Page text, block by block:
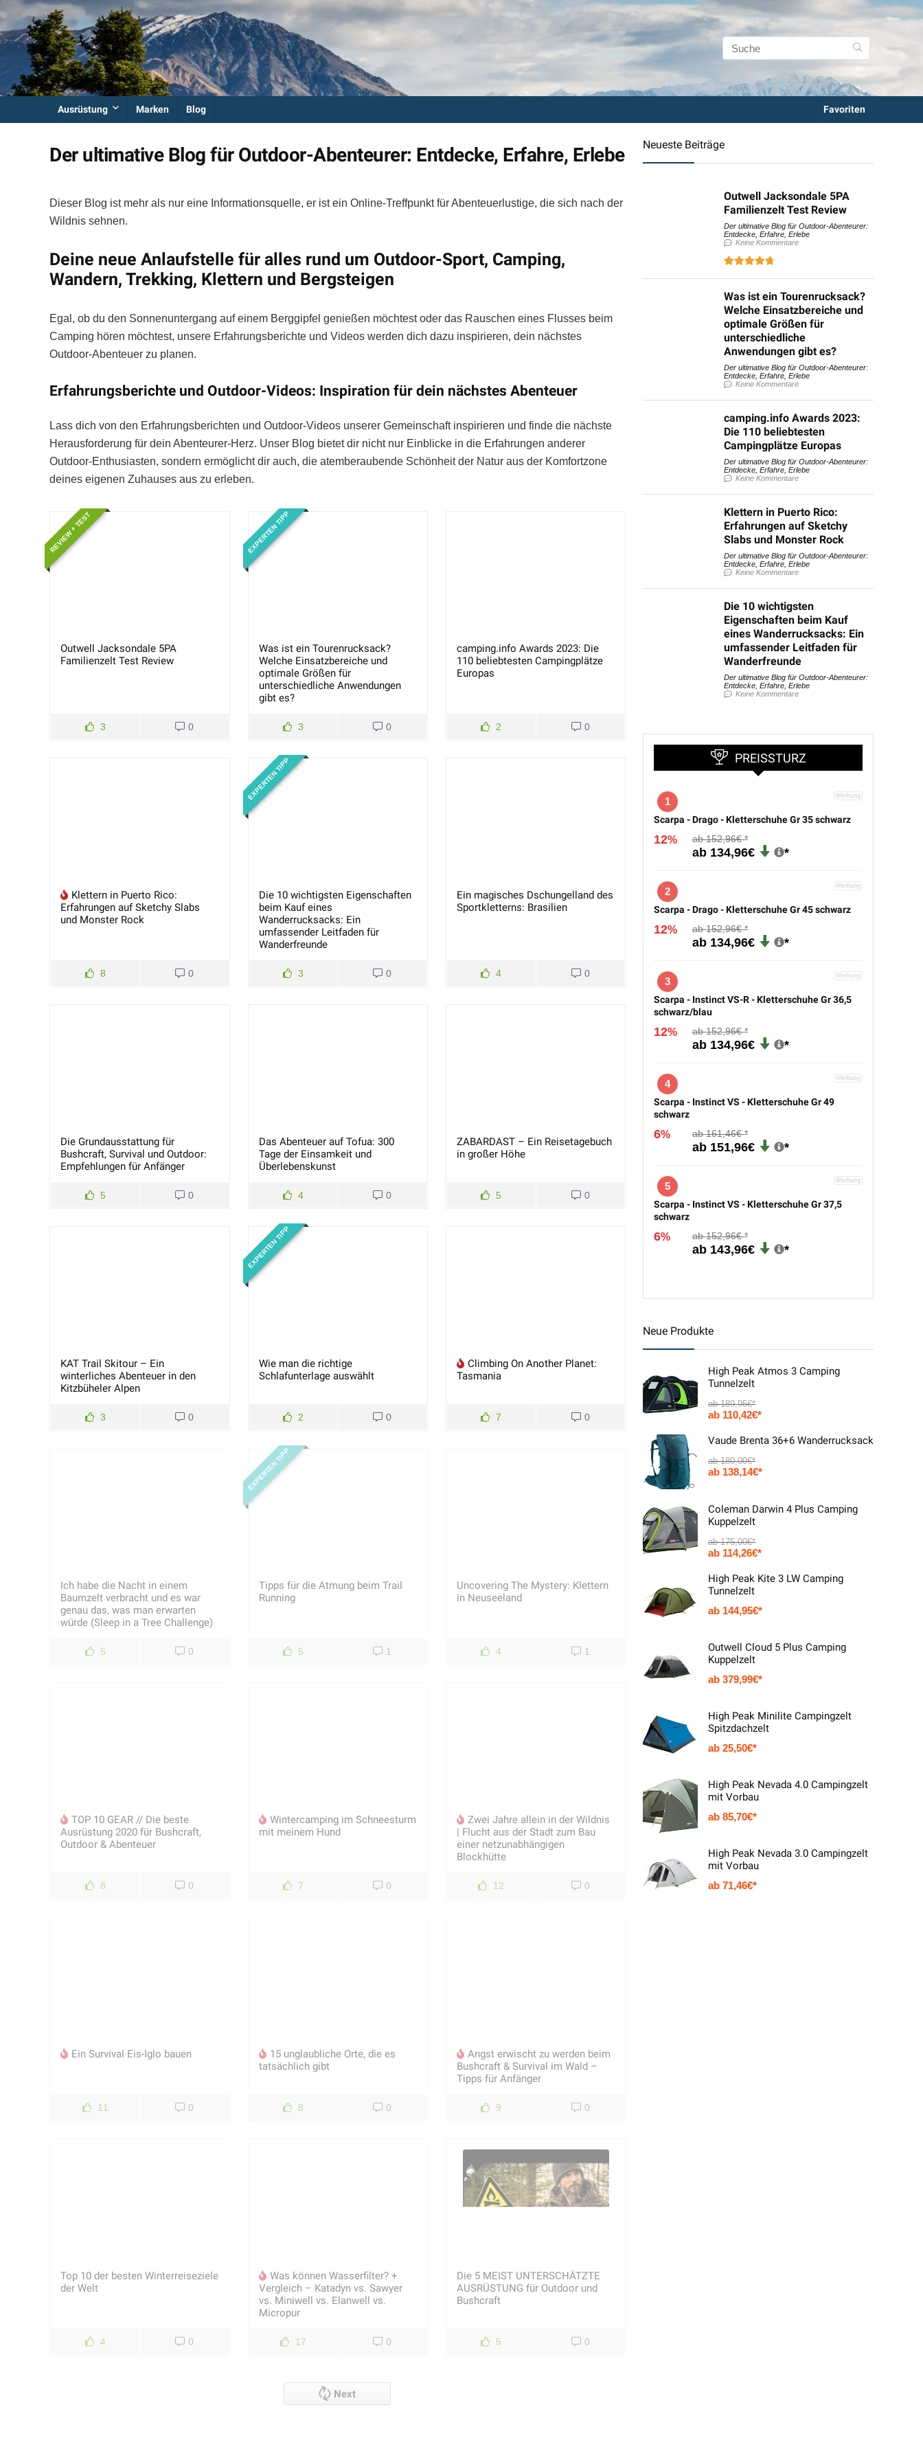
Ausrüstung Marken Blog Favoriten
Der ultimative Blog für Outdoor-Abenteurer: Entdecke, Erfahre, Erlebe
Dieser Blog ist mehr als nur eine Informationsquelle, er ist ein Online-Treffpunkt für Abenteuerlustige, die sich nach der
Wildnis sehnen.
Deine neue Anlaufstelle für alles rund um Outdoor-Sport, Camping,
Wandern, Trekking, Klettern und Bergsteigen
Egal, ob du den Sonnenuntergang auf einem Berggipfel genießen möchtest oder das Rauschen eines Flusses beim
Camping hören möchtest, unsere Erfahrungsberichte und Videos werden dich dazu inspirieren, dein nächstes
Outdoor-Abenteuer zu planen.
Erfahrungsberichte und Outdoor-Videos: Inspiration für dein nächstes Abenteuer
Lass dich von den Erfahrungsberichten und Outdoor-Videos unserer Gemeinschaft inspirieren und finde die nächste
Herausforderung für dein Abenteurer-Herz. Unser Blog bietet dir nicht nur Einblicke in die Erfahrungen anderer
Outdoor-Enthusiasten, sondern ermöglicht dir auch, die atemberaubende Schönheit der Natur aus der Komfortzone
deines eigenen Zuhauses aus zu erleben.
REVIEW + TEST
Outwell Jacksondale 5PA
Familienzelt Test Review
3 0
EXPERTEN TIPP
Was ist ein Tourenrucksack?
Welche Einsatzbereiche und
optimale Größen für
unterschiedliche Anwendungen
gibt es?
3 0
camping.info Awards 2023: Die
110 beliebtesten Campingplätze
Europas
2 0
Klettern in Puerto Rico:
Erfahrungen auf Sketchy Slabs
und Monster Rock
8 0
EXPERTEN TIPP
Die 10 wichtigsten Eigenschaften
beim Kauf eines
Wanderrucksacks: Ein
umfassender Leitfaden für
Wanderfreunde
3 0
Ein magisches Dschungelland des
Sportkletterns: Brasilien
4 0
Die Grundausstattung für
Bushcraft, Survival und Outdoor:
Empfehlungen für Anfänger
5 0
Das Abenteuer auf Tofua: 300
Tage der Einsamkeit und
Überlebenskunst
4 0
ZABARDAST – Ein Reisetagebuch
in großer Höhe
5 0
KAT Trail Skitour – Ein
winterliches Abenteuer in den
Kitzbüheler Alpen
3 0
EXPERTEN TIPP
Wie man die richtige
Schlafunterlage auswählt
2 0
Climbing On Another Planet:
Tasmania
7 0
Ich habe die Nacht in einem
Baumzelt verbracht und es war
genau das, was man erwarten
würde (Sleep in a Tree Challenge)
5 0
EXPERTEN TIPP
Tipps für die Atmung beim Trail
Running
5 1
Uncovering The Mystery: Klettern
in Neuseeland
4 1
TOP 10 GEAR // Die beste
Ausrüstung 2020 für Bushcraft,
Outdoor & Abenteuer
8 0
Wintercamping im Schneesturm
mit meinem Hund
7 0
Zwei Jahre allein in der Wildnis
| Flucht aus der Stadt zum Bau
einer netzunabhängigen
Blockhütte
12 0
Ein Survival Eis-Iglo bauen
11 0
15 unglaubliche Orte, die es
tatsächlich gibt
8 0
Angst erwischt zu werden beim
Bushcraft & Survival im Wald –
Tipps für Anfänger
9 0
Top 10 der besten Winterreiseziele
der Welt
4 0
Was können Wasserfilter? +
Vergleich – Katadyn vs. Sawyer
vs. Miniwell vs. Elanwell vs.
Micropur
17 0
Die 5 MEIST UNTERSCHÄTZTE
AUSRÜSTUNG für Outdoor und
Bushcraft
5 0
Next
Neueste Beiträge
Outwell Jacksondale 5PA
Familienzelt Test Review
Der ultimative Blog für Outdoor-Abenteurer:
Entdecke, Erfahre, Erlebe
Keine Kommentare
Was ist ein Tourenrucksack?
Welche Einsatzbereiche und
optimale Größen für
unterschiedliche
Anwendungen gibt es?
Der ultimative Blog für Outdoor-Abenteurer:
Entdecke, Erfahre, Erlebe
Keine Kommentare
camping.info Awards 2023:
Die 110 beliebtesten
Campingplätze Europas
Der ultimative Blog für Outdoor-Abenteurer:
Entdecke, Erfahre, Erlebe
Keine Kommentare
Klettern in Puerto Rico:
Erfahrungen auf Sketchy
Slabs und Monster Rock
Der ultimative Blog für Outdoor-Abenteurer:
Entdecke, Erfahre, Erlebe
Keine Kommentare
Die 10 wichtigsten
Eigenschaften beim Kauf
eines Wanderrucksacks: Ein
umfassender Leitfaden für
Wanderfreunde
Der ultimative Blog für Outdoor-Abenteurer:
Entdecke, Erfahre, Erlebe
Keine Kommentare
PREISSTURZ
1
Scarpa - Drago - Kletterschuhe Gr 35 schwarz
12% 152,96€
134,96€
2
Scarpa - Drago - Kletterschuhe Gr 45 schwarz
12% 152,96€
134,96€
3
Scarpa - Instinct VS-R - Kletterschuhe Gr 36,5
schwarz/blau
12% 152,96€
134,96€
4
Scarpa - Instinct VS - Kletterschuhe Gr 49
schwarz
6% 161,46€
151,96€
5
Scarpa - Instinct VS - Kletterschuhe Gr 37,5
schwarz
6% 152,96€
143,96€
Neue Produkte
High Peak Atmos 3 Camping
Tunnelzelt
189,95€
110,42€
Vaude Brenta 36+6 Wanderrucksack
180,00€
138,14€
Coleman Darwin 4 Plus Camping
Kuppelzelt
175,00€
114,26€
High Peak Kite 3 LW Camping
Tunnelzelt
144,95€
Outwell Cloud 5 Plus Camping
Kuppelzelt
379,99€
High Peak Minilite Campingzelt
Spitzdachzelt
25,50€
High Peak Nevada 4.0 Campingzelt
mit Vorbau
85,70€
High Peak Nevada 3.0 Campingzelt
mit Vorbau
71,46€